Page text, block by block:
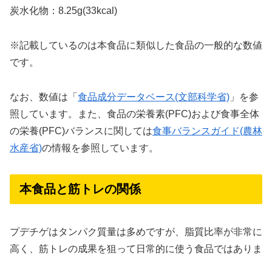
炭水化物：8.25g(33kcal)
※記載しているのは本食品に類似した食品の一般的な数値
です。
なお、数値は「 食品成分データベース(文部科学省) 」を参
照しています。また、食品の栄養素(PFC)および食事全体
の栄養(PFC)バランスに関しては食事バランスガイド(農林
水産省)の情報を参照しています。
本食品と筋トレの関係
プデチゲはタンパク質量は多めですが、脂質比率が非常に
高く、筋トレの成果を狙って日常的に使う食品ではありま